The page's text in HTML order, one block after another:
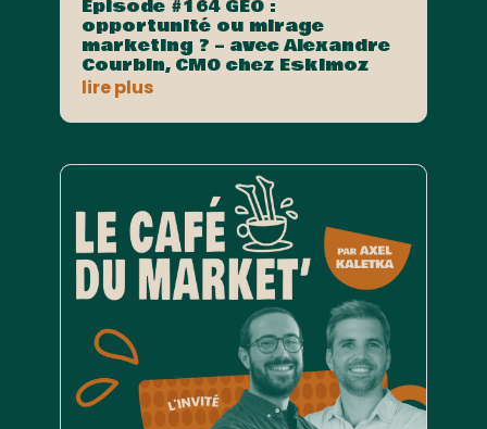
Episode #164 GEO :
opportunité ou mirage
marketing ? – avec Alexandre
Courbin, CMO chez Eskimoz
lire plus